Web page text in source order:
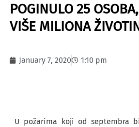
POGINULO 25
VIŠE MILIONA
January 7, 2020 1:10 pm
U požarima koji od septembra